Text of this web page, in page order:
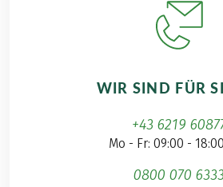
WIR SIND FÜR
+43 6219
Mo - Fr: 09:00 -
0800 070 6333